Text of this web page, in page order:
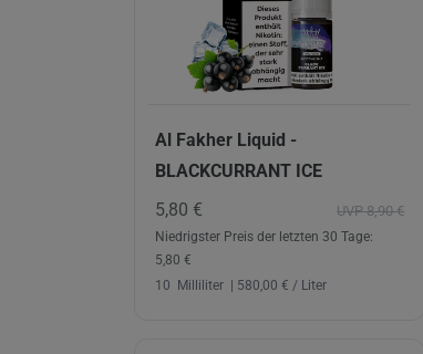
Al Fakher Liquid -
BLACKCURRANT ICE
UVP 8,90 €
5,80 €
Niedrigster Preis der letzten 30 Tage:
5,80 €
10
Milliliter | 580,00 € / Liter